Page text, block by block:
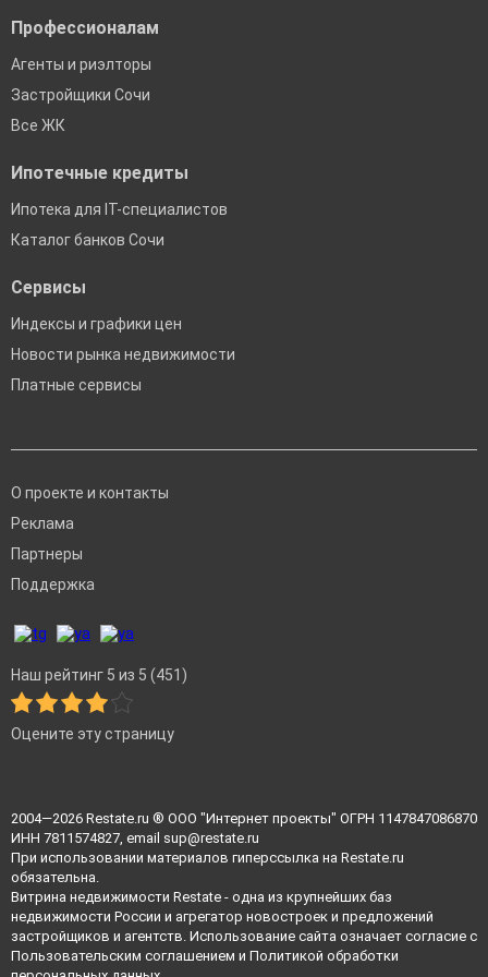
Профессионалам
Агенты и риэлторы
Застройщики Сочи
Все ЖК
Ипотечные кредиты
Ипотека для IT-специалистов
Каталог банков Сочи
Сервисы
Индексы и графики цен
Новости рынка недвижимости
Платные сервисы
О проекте и контакты
Реклама
Партнеры
Поддержка
Наш рейтинг 5 из 5 (451)
Оцените эту страницу
2004—2026 Restate.ru ® ООО "Интернет проекты" ОГРН 1147847086870
ИНН 7811574827, email sup@restate.ru
При использовании материалов гиперссылка на Restate.ru
обязательна.
Витрина недвижимости Restate - одна из крупнейших баз
недвижимости России и агрегатор новостроек и предложений
застройщиков и агентств. Использование сайта означает согласие с
Пользовательским соглашением и Политикой обработки